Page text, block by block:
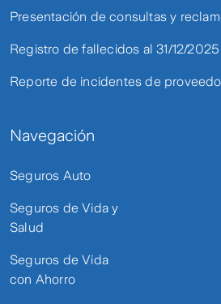
Presentación de consultas y
Registro de fallecidos al 31/12/2025
Reporte de incidentes de
Navegación
Seguros Auto
Seguros de Vida y
Salud
Seguros de Vida
con Ahorro